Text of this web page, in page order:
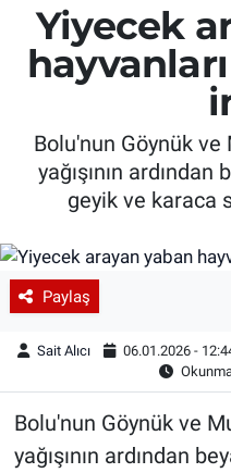
Yiyecek
Bolu'nun Göynük
yağışının
geyik ve karaca
Paylaş
Sait Alıcı 06.01.2026 -
Bolu'nun Göynük ve
yağışının ardından